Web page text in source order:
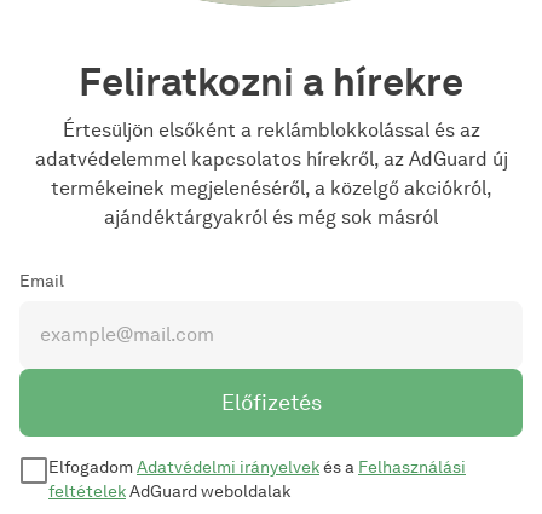
Feliratkozni a hírekre
Értesüljön elsőként a reklámblokkolással és az
adatvédelemmel kapcsolatos hírekről, az AdGuard új
termékeinek megjelenéséről, a közelgő akciókról,
ajándéktárgyakról és még sok másról
Email
Előfizetés
Elfogadom Adatvédelmi irányelvekés a Felhasználási
feltételekAdGuard weboldalak